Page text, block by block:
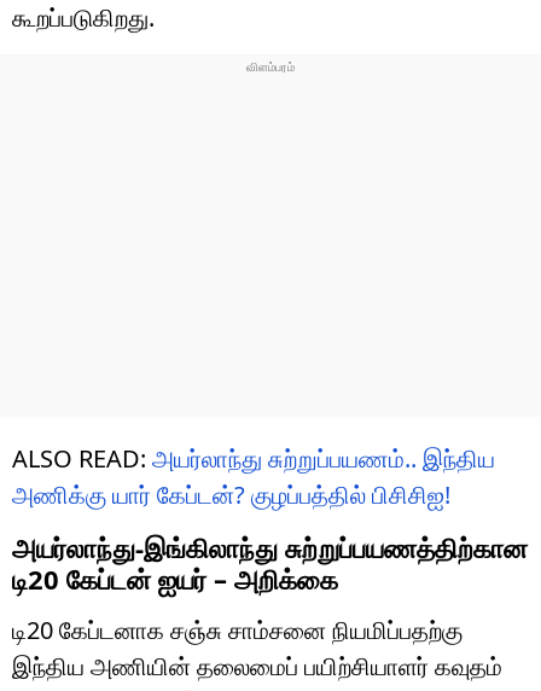
கூறப்படுகிறது.
ALSO READ: அயர்லாந்து சுற்றுப்பயணம்.. இந்திய
அணிக்கு யார் கேப்டன்? குழப்பத்தில் பிசிசிஐ!
அயர்லாந்து-இங்கிலாந்து சுற்றுப்பயணத்திற்கான
டி20 கேப்டன் ஐயர் – அறிக்கை
டி20 கேப்டனாக சஞ்சு சாம்சனை நியமிப்பதற்கு
இந்திய அணியின் தலைமைப் பயிற்சியாளர் கவுதம்